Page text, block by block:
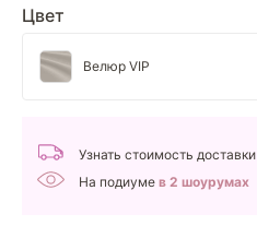
Цвет
Велюр VIP
Узнать стоимость доставки
На подиуме в 2 шоурумах